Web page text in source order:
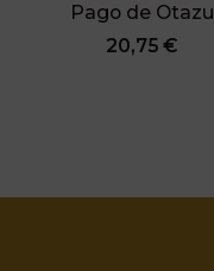
Pago de Otazu
20,75 €